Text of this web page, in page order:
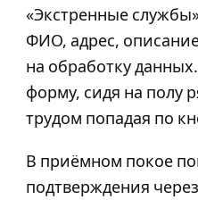
«Экстренные
ФИО, адрес,
на обработку
форму, сидя на полу
трудом попадая по
В приёмном покое
подтверждения